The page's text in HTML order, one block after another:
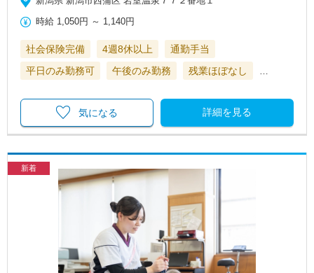
時給 1,050円 ～ 1,140円
社会保険完備 4週8休以上
通勤手当
平日のみ勤務可
午後のみ勤務 残業ほぼなし
詳細を見る
気になる
新着